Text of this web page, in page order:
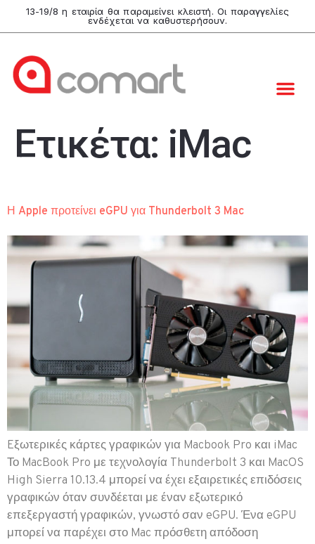
13-19/8 η εταιρία θα παραμείνει κλειστή. Οι παραγγελίες
ενδέχεται να καθυστερήσουν.
Ετικέτα: iMac
Η Apple προτείνει eGPU για Thunderbolt 3 Mac
Eξωτερικές κάρτες γραφικών για Macbook Pro και iMac
Το MacBook Pro με τεχνολογία Thunderbolt 3 και MacOS
High Sierra 10.13.4 μπορεί να έχει εξαιρετικές επιδόσεις
γραφικών όταν συνδέεται με έναν εξωτερικό
επεξεργαστή γραφικών, γνωστό σαν eGPU. Ένα eGPU
μπορεί να παρέχει στο Mac πρόσθετη απόδοση